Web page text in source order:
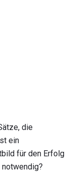
die
ein
für den Erfolg